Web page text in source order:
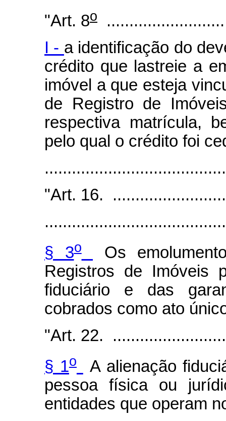
"Art. 8o
I - a identificação do
crédito que lastreie a
imóvel a que esteja
de Registro de
respectiva matrícula,
pelo qual o crédito foi
"Art. 16.
§ 3o
Os
Registros de Imóveis
fiduciário e das
cobrados como ato
"Art. 22.
§ 1o
A alienação
pessoa física ou
entidades que operam